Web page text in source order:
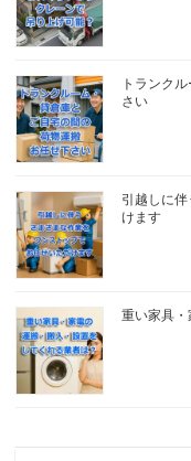
トランク
さい
引越しに
けます
重い家具・